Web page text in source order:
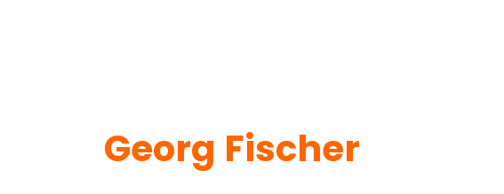
Georg Fischer